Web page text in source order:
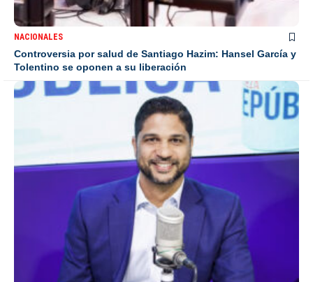
NACIONALES
Controversia por salud de Santiago Hazim: Hansel García y
Tolentino se oponen a su liberación